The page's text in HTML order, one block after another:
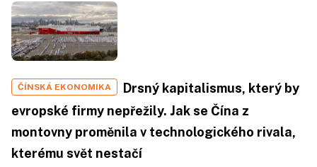
ČÍNSKÁ EKONOMIKA
Drsný kapitalismus, který by
evropské firmy nepřežily. Jak se Čína z
montovny proměnila v technologického rivala,
kterému svět nestačí